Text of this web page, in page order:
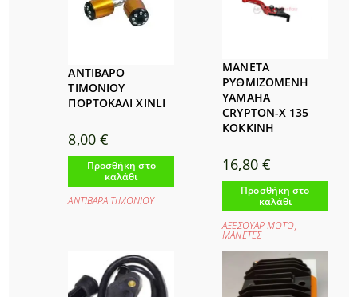
ΑΝΤΙΒΑΡΟ
ΤΙΜΟΝΙΟΥ
ΠΟΡΤΟΚΑΛΙ XINLI
8,00 €
Προσθήκη στο
καλάθι
ΑΝΤΙΒΑΡΑ ΤΙΜΟΝΙΟΥ
ΜΑΝΕΤΑ
ΡΥΘΜΙΖΟΜΕΝΗ
YAMAHA
CRYPTON-X 135
ΚΟΚΚΙΝΗ
16,80 €
Προσθήκη στο
καλάθι
ΑΞΕΣΟΥΑΡ ΜΟΤΟ,
ΜΑΝΕΤΕΣ